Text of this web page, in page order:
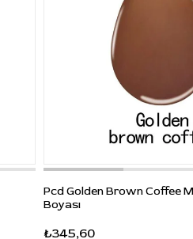
Pcd Golden Brown Coffee
Boyası
₺345,60